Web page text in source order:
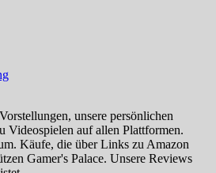
unsere persönlichen
Videospielen auf allen Plattformen.
Käufe, die über Links zu Amazon
Gamer's Palace. Unsere Reviews